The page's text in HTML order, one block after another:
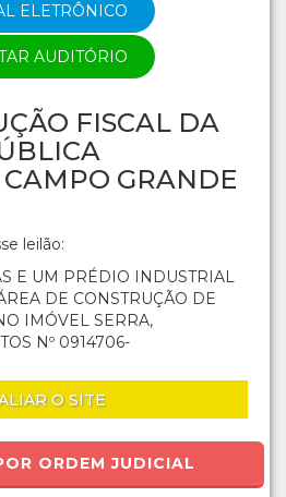
ELETRÔNICO
AUDITÓRIO
FISCAL DA
CAMPO GRANDE
leilão:
E UM PRÉDIO INDUSTRIAL
DE CONSTRUÇÃO DE
IMÓVEL SERRA,
Nº 0914706-
O SITE
ORDEM JUDICIAL